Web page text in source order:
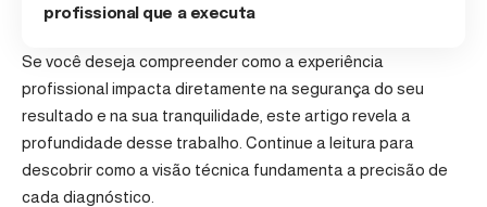
profissional que a executa
Se você deseja compreender como a experiência
profissional impacta diretamente na segurança do seu
resultado e na sua tranquilidade, este artigo revela a
profundidade desse trabalho. Continue a leitura para
descobrir como a visão técnica fundamenta a precisão de
cada diagnóstico.